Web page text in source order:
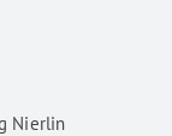
Nierlin